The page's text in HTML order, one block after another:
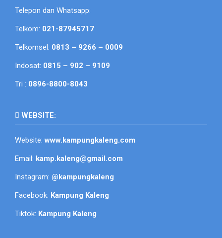
Telepon dan Whatsapp:
Telkom: 021-87945717
Telkomsel: 0813 – 9266 – 0009
Indosat: 0815 – 902 – 9109
Tri : 0896-8800-8043
WEBSITE:
Website:www.kampungkaleng.com
Email: kamp.kaleng@gmail.com
Instagram: @kampungkaleng
Facebook: Kampung Kaleng
Tiktok: Kampung Kaleng